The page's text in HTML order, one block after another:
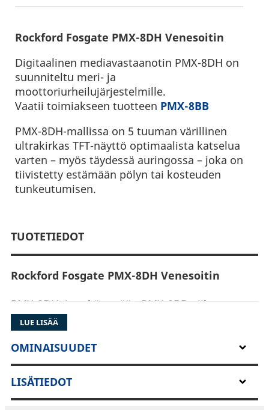
Rockford Fosgate PMX-8DH Venesoitin
Digitaalinen mediavastaanotin PMX-8DH on
suunniteltu meri- ja
moottoriurheilujärjestelmille.
Vaatii toimiakseen tuotteen PMX-8BB
PMX-8DH-mallissa on 5 tuuman värillinen
ultrakirkas TFT-näyttö optimaalista katselua
varten – myös täydessä auringossa – joka on
tiivistetty estämään pölyn tai kosteuden
tunkeutumisen.
TUOTETIEDOT
Rockford Fosgate PMX-8DH Venesoitin
PMX-8DH, jota käytetään PMX-8BB piilossa
olevan mediavastaanottimen kanssa.
Langallinen näyttöpääohjain, joka antaa sinulle
pääsyn kaikkiin vastaanottimien
ominaisuuksiin. 5" ultrakirkas värillinen TFT-
näyttö, joka tarjoaa optimaalisen katselun jopa
täydessä auringonpaisteessa. Se on optisesti
märkäsidostettu pölyn tai kosteuden
LUE LISÄÄ
OMINAISUUDET
LISÄTIEDOT